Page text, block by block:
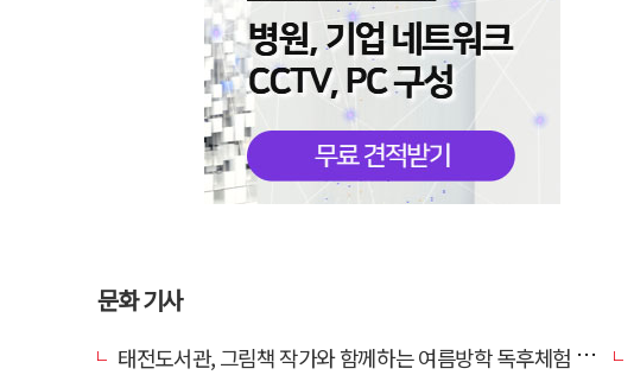
문화 기사
태전도서관, 그림책 작가와 함께하는 여름방학 독후체험 운영